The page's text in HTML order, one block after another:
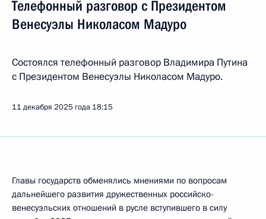
Телефонный разговор с Президентом
Венесуэлы Николасом Мадуро
Состоялся телефонный разговор Владимира Путина
с Президентом Венесуэлы Николасом Мадуро.
11 декабря 2025 года 18:15
Главы государств обменялись мнениями по вопросам
дальнейшего развития дружественных российско-
венесуэльских отношений в русле вступившего в силу